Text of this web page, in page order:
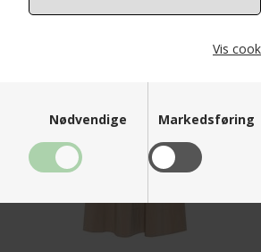
Vis
Nødvendige Markedsføring